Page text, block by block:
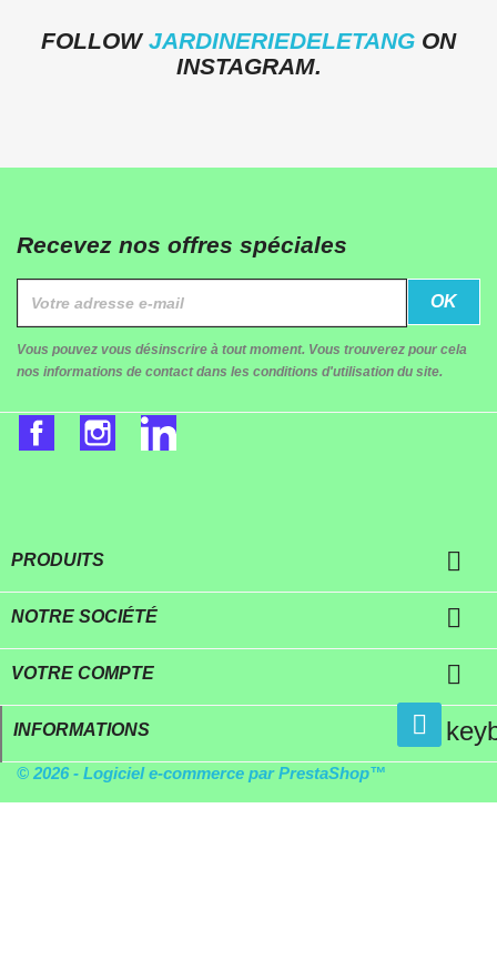
FOLLOW JARDINERIEDELETANG ON
INSTAGRAM.
Recevez nos offres spéciales
Vous pouvez vous désinscrire à tout moment. Vous trouverez pour cela
nos informations de contact dans les conditions d'utilisation du site.
FacebookInstagram
PRODUITS 
NOTRE SOCIÉTÉ 
VOTRE COMPTE 
INFORMATIONS
© 2026 - Logiciel e-commerce par PrestaShop™